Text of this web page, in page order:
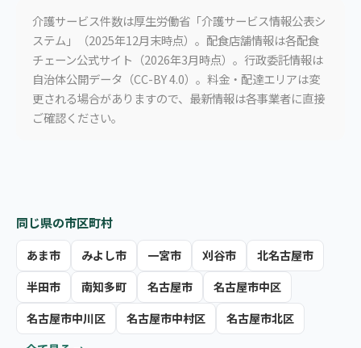
介護サービス件数は厚生労働省「介護サービス情報公表シ
ステム」（2025年12月末時点）。配食店舗情報は各配食
チェーン公式サイト（2026年3月時点）。行政委託情報は
自治体公開データ（CC-BY 4.0）。料金・配達エリアは変
更される場合がありますので、最新情報は各事業者に直接
ご確認ください。
同じ県の市区町村
あま市 みよし市 一宮市 刈谷市
北名古屋市
半田市
南知多町 名古屋市
名古屋市中区
名古屋市中川区
名古屋市中村区
名古屋市北区